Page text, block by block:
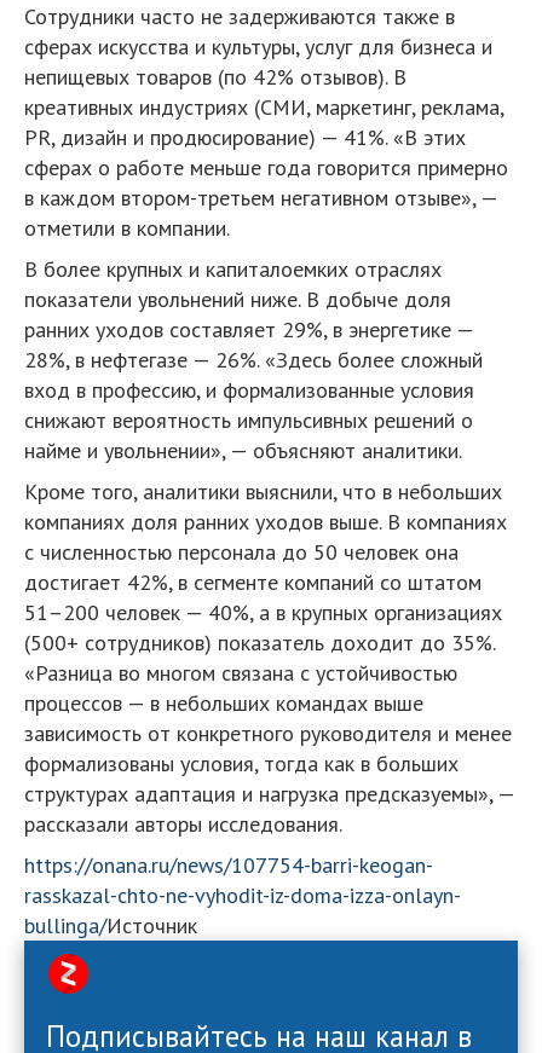
Сотрудники часто не задерживаются также в
сферах искусства и культуры, услуг для бизнеса и
непищевых товаров (по 42% отзывов). В
креативных индустриях (СМИ, маркетинг, реклама,
PR, дизайн и продюсирование) — 41%. «В этих
сферах о работе меньше года говорится примерно
в каждом втором-третьем негативном отзыве», —
отметили в компании.
В более крупных и капиталоемких отраслях
показатели увольнений ниже. В добыче доля
ранних уходов составляет 29%, в энергетике —
28%, в нефтегазе — 26%. «Здесь более сложный
вход в профессию, и формализованные условия
снижают вероятность импульсивных решений о
найме и увольнении», — объясняют аналитики.
Кроме того, аналитики выяснили, что в небольших
компаниях доля ранних уходов выше. В компаниях
с численностью персонала до 50 человек она
достигает 42%, в сегменте компаний со штатом
51–200 человек — 40%, а в крупных организациях
(500+ сотрудников) показатель доходит до 35%.
«Разница во многом связана с устойчивостью
процессов — в небольших командах выше
зависимость от конкретного руководителя и менее
формализованы условия, тогда как в больших
структурах адаптация и нагрузка предсказуемы», —
рассказали авторы исследования.
https://onana.ru/news/107754-barri-keogan-
rasskazal-chto-ne-vyhodit-iz-doma-izza-onlayn-
bullinga/Источник
Подписывайтесь на наш канал в